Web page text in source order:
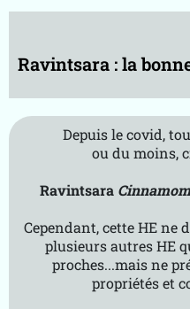
Ravintsara : la
Depuis le covid,
ou du moins,
Ravintsara
Cependant, cette HE ne
plusieurs autres HE
proches...mais ne
propriétés et